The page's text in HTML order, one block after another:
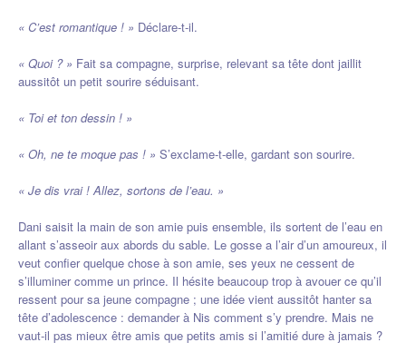
« C’est romantique ! » Déclare-t-il.
« Quoi ? » Fait sa compagne, surprise, relevant sa tête dont jaillit
aussitôt un petit sourire séduisant.
« Toi et ton dessin ! »
« Oh, ne te moque pas ! » S’exclame-t-elle, gardant son sourire.
« Je dis vrai ! Allez, sortons de l’eau. »
Dani saisit la main de son amie puis ensemble, ils sortent de l’eau en
allant s’asseoir aux abords du sable. Le gosse a l’air d’un amoureux, il
veut confier quelque chose à son amie, ses yeux ne cessent de
s’illuminer comme un prince. Il hésite beaucoup trop à avouer ce qu’il
ressent pour sa jeune compagne ; une idée vient aussitôt hanter sa
tête d’adolescence : demander à Nis comment s’y prendre. Mais ne
vaut-il pas mieux être amis que petits amis si l’amitié dure à jamais ?